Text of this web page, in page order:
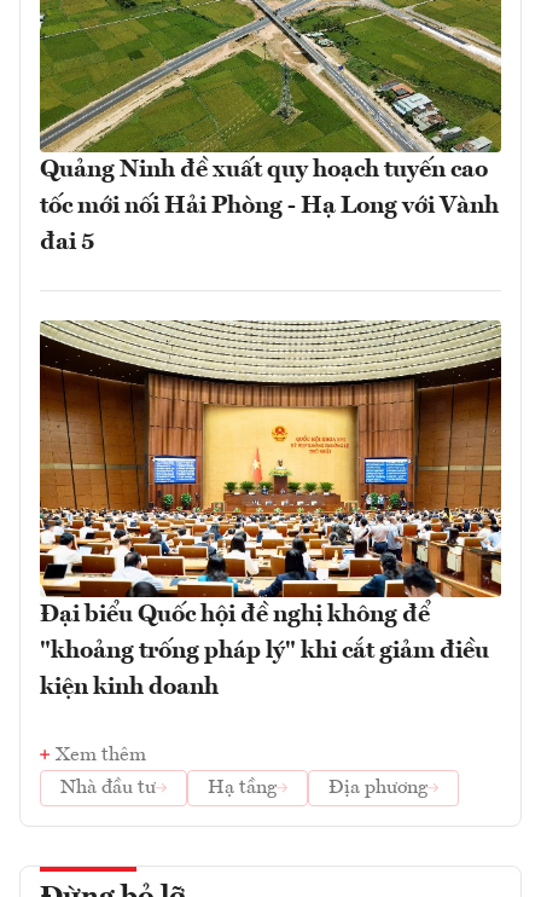
Quảng Ninh đề xuất quy hoạch tuyến cao
tốc mới nối Hải Phòng - Hạ Long với Vành
đai 5
Đại biểu Quốc hội đề nghị không để
"khoảng trống pháp lý" khi cắt giảm điều
kiện kinh doanh
Xem thêm
Nhà đầu tư
Hạ tầng Địa phương